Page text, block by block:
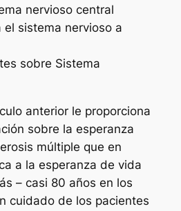
nervioso central
el sistema nervioso a
sobre Sistema
anterior le proporciona
sobre la esperanza
múltiple que en
a la esperanza de vida
– casi 80 años en los
cuidado de los pacientes